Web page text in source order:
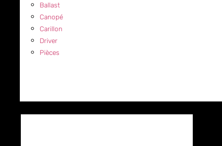
Ballast
Canopé
Carillon
Driver
Pièces